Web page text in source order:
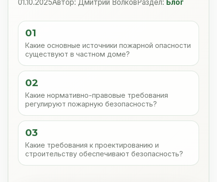
01.10.2025Автор: Дмитрий ВолковРаздел: Блог
01
Какие основные источники пожарной опасности
существуют в частном доме?
02
Какие нормативно-правовые требования
регулируют пожарную безопасность?
03
Какие требования к проектированию и
строительству обеспечивают безопасность?